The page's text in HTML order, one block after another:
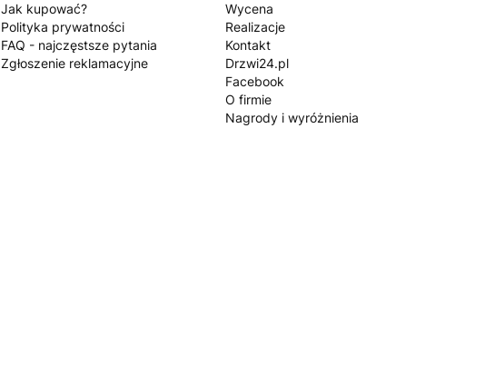
Jak kupować?
Polityka prywatności
FAQ - najczęstsze pytania
Zgłoszenie reklamacyjne
Wycena
Realizacje
Kontakt
Drzwi24.pl
Facebook
O firmie
Nagrody i wyróżnienia